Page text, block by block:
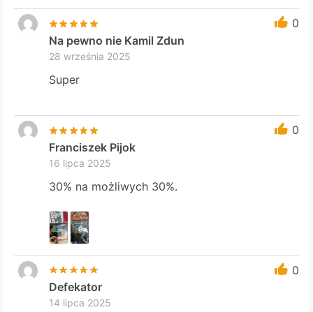
0
Na pewno nie Kamil Zdun
28 września 2025
Super
0
Franciszek Pijok
16 lipca 2025
30% na możliwych 30%.
0
Defekator
14 lipca 2025